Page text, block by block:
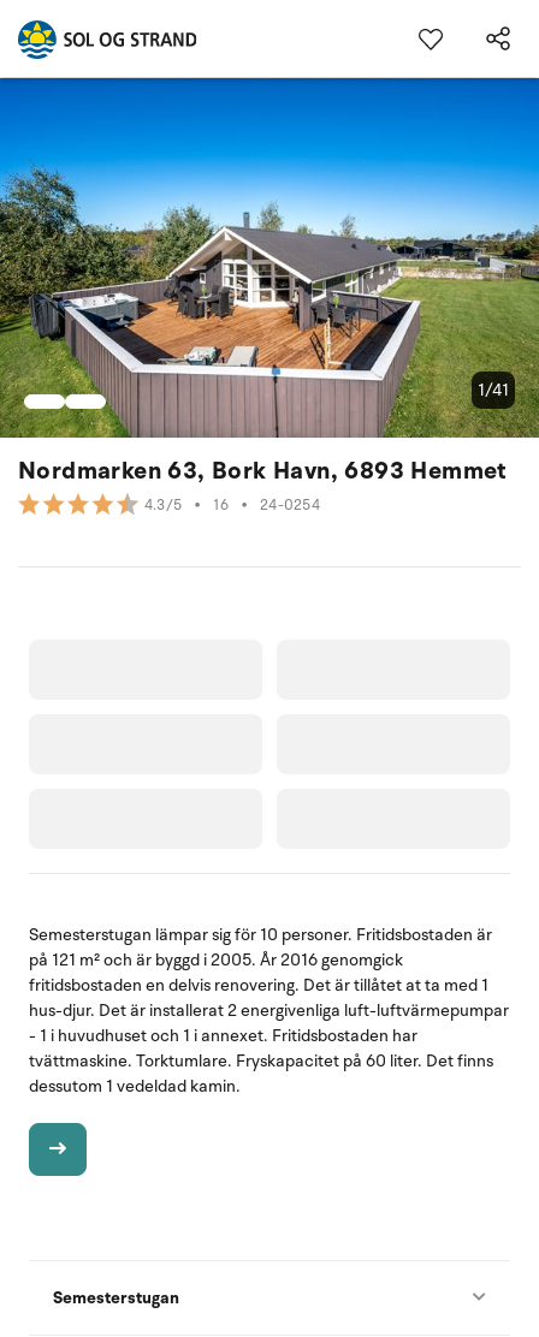
Nordmarken 63, Bork Havn, 6893 Hemmet
4.3/5 • 16 • 24-0254
1/41
Semesterstugan lämpar sig för 10 personer. Fritidsbostaden är
på 121 m² och är byggd i 2005. År 2016 genomgick
fritidsbostaden en delvis renovering. Det är tillåtet at ta med 1
hus-djur. Det är installerat 2 energivenliga luft-luftvärmepumpar
- 1 i huvudhuset och 1 i annexet. Fritidsbostaden har
tvättmaskine. Torktumlare. Fryskapacitet på 60 liter. Det finns
dessutom 1 vedeldad kamin.
Semesterstugan